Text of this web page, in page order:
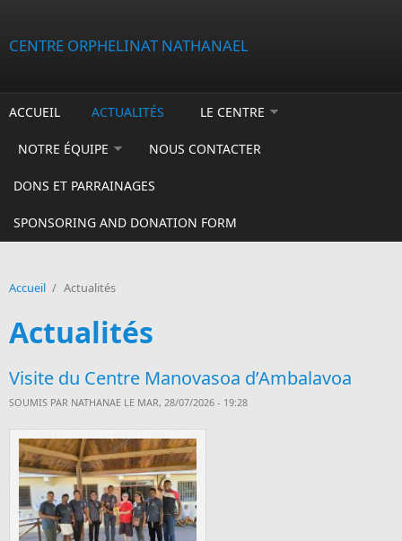
CENTRE ORPHELINAT NATHANAEL
ACCUEIL ACTUALITÉS LE CENTRE
NOTRE ÉQUIPE NOUS CONTACTER
DONS ET PARRAINAGES
SPONSORING AND DONATION FORM
Accueil / Actualités
Actualités
Visite du Centre Manovasoa d’Ambalavoa
SOUMIS PAR NATHANAE LE MAR, 28/07/2026 - 19:28